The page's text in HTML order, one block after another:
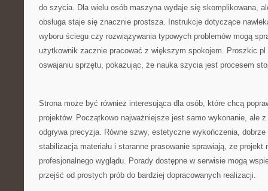
do szycia. Dla wielu osób maszyna wydaje się skomplikowana,
obsługa staje się znacznie prostsza. Instrukcje dotyczące
wyboru ściegu czy rozwiązywania typowych problemów mogą
użytkownik zacznie pracować z większym spokojem.
oswajaniu sprzętu, pokazując, że nauka szycia jest procesem
Strona może być również interesująca dla osób, które chcą
projektów. Początkowo najważniejsze jest samo wykonanie, ale
odgrywa precyzja. Równe szwy, estetyczne wykończenia, dobrze
stabilizacja materiału i staranne prasowanie sprawiają, że projekt
profesjonalnego wyglądu. Porady dostępne w serwisie mogą
przejść od prostych prób do bardziej dopracowanych realizacji.